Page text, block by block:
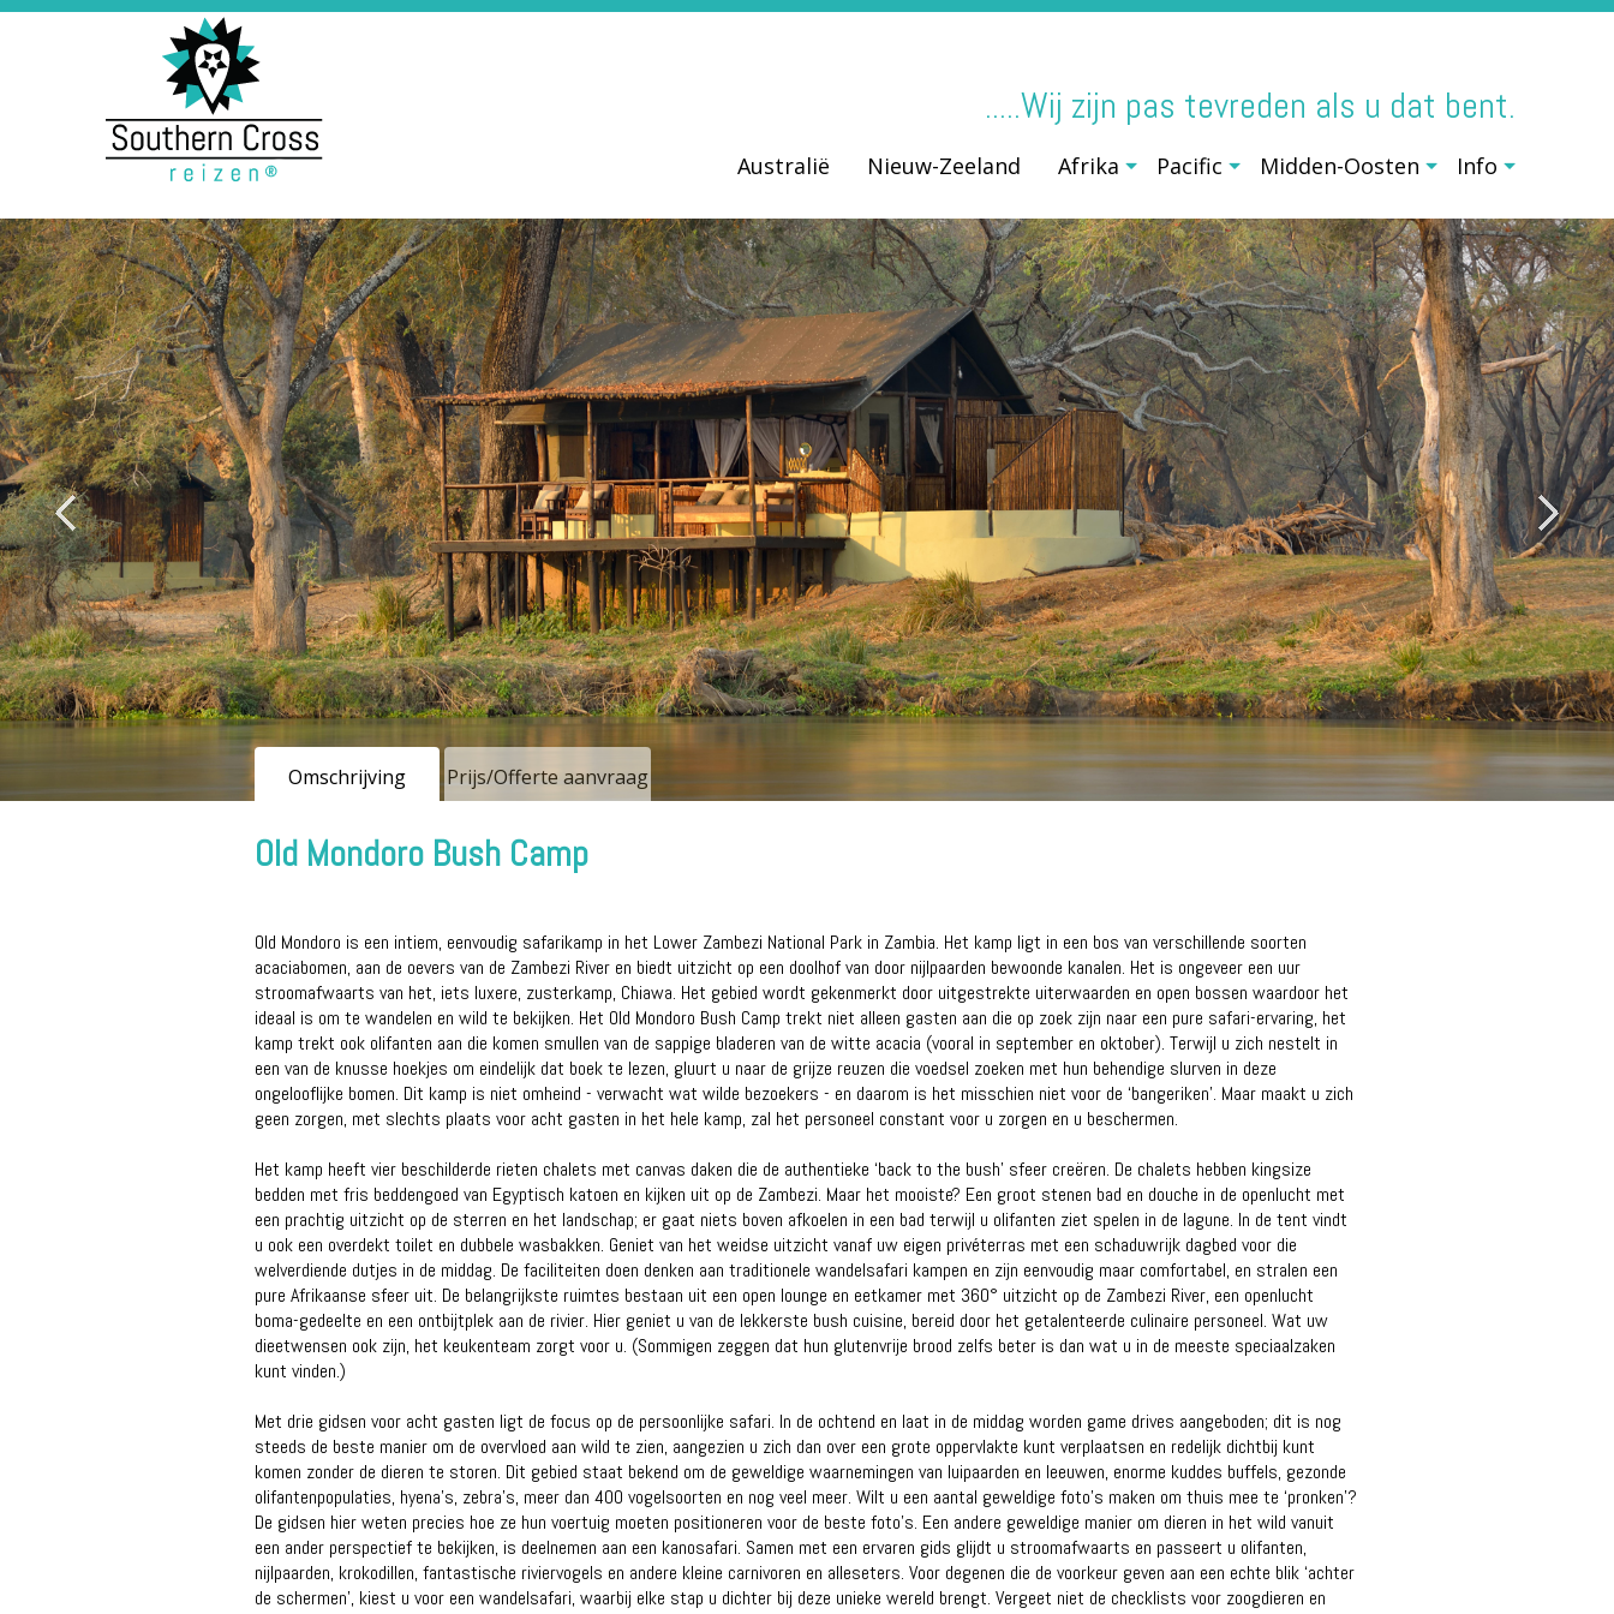
.....Wij zijn pas tevreden als u dat bent.
Australië Nieuw-Zeeland Afrika Pacific Midden-Oosten Info
Omschrijving Prijs/Offerte aanvraag
Old Mondoro Bush Camp
Old Mondoro is een intiem, eenvoudig safarikamp in het Lower Zambezi National Park in Zambia. Het kamp ligt in een bos van verschillende soorten
acaciabomen, aan de oevers van de Zambezi River en biedt uitzicht op een doolhof van door nijlpaarden bewoonde kanalen. Het is ongeveer een uur
stroomafwaarts van het, iets luxere, zusterkamp, ​​Chiawa. Het gebied wordt gekenmerkt door uitgestrekte uiterwaarden en open bossen waardoor het
ideaal is om te wandelen en wild te bekijken. Het Old Mondoro Bush Camp trekt niet alleen gasten aan die op zoek zijn naar een pure safari-ervaring, het
kamp trekt ook olifanten aan die komen smullen van de sappige bladeren van de witte acacia (vooral in september en oktober). Terwijl u zich nestelt in
een van de knusse hoekjes om eindelijk dat boek te lezen, gluurt u naar de grijze reuzen die voedsel zoeken met hun behendige slurven in deze
ongelooflijke bomen. Dit kamp is niet omheind - verwacht wat wilde bezoekers - en daarom is het misschien niet voor de ‘bangeriken’. Maar maakt u zich
geen zorgen, met slechts plaats voor acht gasten in het hele kamp, ​​zal het personeel constant voor u zorgen en u beschermen.
Het kamp heeft vier beschilderde rieten chalets met canvas daken die de authentieke ‘back to the bush’ sfeer creëren. De chalets hebben kingsize
bedden met fris beddengoed van Egyptisch katoen en kijken uit op de Zambezi. Maar het mooiste? Een groot stenen bad en douche in de openlucht met
een prachtig uitzicht op de sterren en het landschap; er gaat niets boven afkoelen in een bad terwijl u olifanten ziet spelen in de lagune. In de tent vindt
u ook een overdekt toilet en dubbele wasbakken. Geniet van het weidse uitzicht vanaf uw eigen privéterras met een schaduwrijk dagbed voor die
welverdiende dutjes in de middag. De faciliteiten doen denken aan traditionele wandelsafari kampen en zijn eenvoudig maar comfortabel, en stralen een
pure Afrikaanse sfeer uit. De belangrijkste ruimtes bestaan ​​uit een open lounge en eetkamer met 360° uitzicht op de Zambezi River, een openlucht
boma-gedeelte en een ontbijtplek aan de rivier. Hier geniet u van de lekkerste bush cuisine, bereid door het getalenteerde culinaire personeel. Wat uw
dieetwensen ook zijn, het keukenteam zorgt voor u. (Sommigen zeggen dat hun glutenvrije brood zelfs beter is dan wat u in de meeste speciaalzaken
kunt vinden.)
Met drie gidsen voor acht gasten ligt de focus op de persoonlijke safari. In de ochtend en laat in de middag worden game drives aangeboden; dit is nog
steeds de beste manier om de ​​overvloed aan wild te zien, aangezien u zich dan over een grote oppervlakte kunt verplaatsen en redelijk dichtbij kunt
komen zonder de dieren te storen. Dit gebied staat bekend om de geweldige waarnemingen van luipaarden en leeuwen, enorme kuddes buffels, gezonde
olifantenpopulaties, hyena's, zebra's, meer dan 400 vogelsoorten en nog veel meer. Wilt u een aantal geweldige foto's maken om thuis mee te ‘pronken’?
De gidsen hier weten precies hoe ze hun voertuig moeten positioneren voor de beste foto's. Een andere geweldige manier om dieren in het wild vanuit
een ander perspectief te bekijken, is deelnemen aan een kanosafari. Samen met een ervaren gids glijdt u stroomafwaarts en passeert u olifanten,
nijlpaarden, krokodillen, fantastische riviervogels en andere kleine carnivoren en alleseters. Voor degenen die de voorkeur geven aan een echte blik ‘achter
de schermen’, kiest u voor een wandelsafari, waarbij elke stap u dichter bij deze unieke wereld brengt. Vergeet niet de checklists voor zoogdieren en